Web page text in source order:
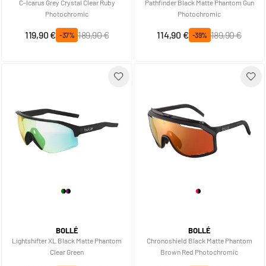
C-Icarus Grey Crystal Clear Ruby
Photochromic
Prix spécial
119,90 € -37%
Prix normal
189,90 €
Pathfinder Black Matte Phantom Gun
Photochromic
Prix spécial
114,90 € -39%
Prix normal
189,90 €
BOLLÉ
Lightshifter XL Black Matte Phantom
Clear Green
BOLLÉ
Chronoshield Black Matte Phantom
Brown Red Photochromic